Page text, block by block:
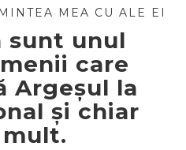
MINTEA MEA CU ALE EI
sunt unul
care
Argeșul la
și chiar